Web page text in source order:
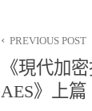
章
導
PREVIOUS POST
《現代加
AES》上篇